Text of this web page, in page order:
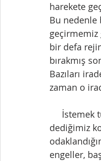
harekete
Bu nedenle
bir defa
bırakmış
Bazıları
zaman o
dediğimiz
engeller,